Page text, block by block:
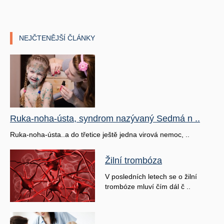
NEJČTENĚJŠÍ ČLÁNKY
Ruka-noha-ústa, syndrom nazývaný Sedmá n ..
Ruka-noha-ústa..a do třetice ještě jedna virová nemoc, ..
Žilní trombóza
V posledních letech se o žilní
trombóze mluví čím dál č ..